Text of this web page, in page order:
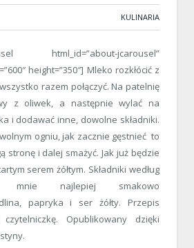
KULINARIA
html_id=”about-jcarousel”
height=”350″] Mleko rozkłócić z
razem połączyć. Na patelnię
z oliwek, a następnie wylać na
i dodawać inne, dowolne składniki.
ogniu, jak zacznie gęstnieć to
stronę i dalej smażyć. Jak już będzie
serem żółtym. Składniki według
mnie najlepiej smakowo
papryka i ser żółty. Przepis
Opublikowany dzięki